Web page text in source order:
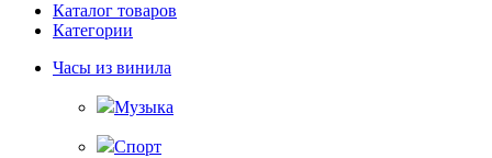
Каталог товаров
Категории
Часы из винила
Музыка
Спорт